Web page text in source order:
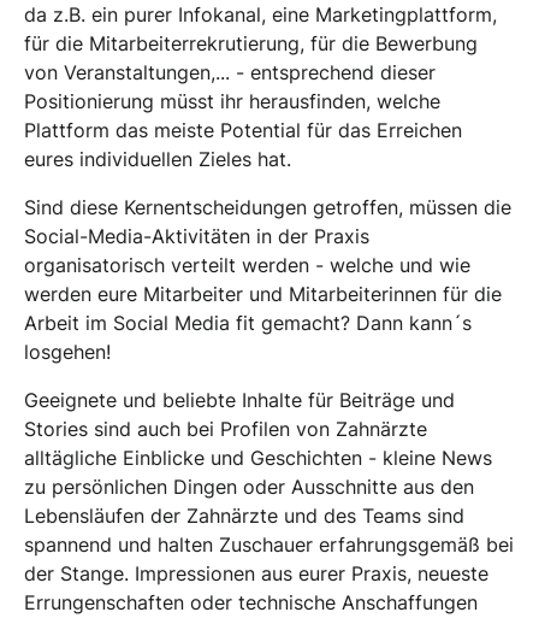
da z.B. ein purer Infokanal, eine Marketingplattform,
für die Mitarbeiterrekrutierung, für die Bewerbung
von Veranstaltungen,... - entsprechend dieser
Positionierung müsst ihr herausfinden, welche
Plattform das meiste Potential für das Erreichen
eures individuellen Zieles hat.
Sind diese Kernentscheidungen getroffen, müssen die
Social-Media-Aktivitäten in der Praxis
organisatorisch verteilt werden - welche und wie
werden eure Mitarbeiter und Mitarbeiterinnen für die
Arbeit im Social Media fit gemacht? Dann kann´s
losgehen!
Geeignete und beliebte Inhalte für Beiträge und
Stories sind auch bei Profilen von Zahnärzte
alltägliche Einblicke und Geschichten - kleine News
zu persönlichen Dingen oder Ausschnitte aus den
Lebensläufen der Zahnärzte und des Teams sind
spannend und halten Zuschauer erfahrungsgemäß bei
der Stange. Impressionen aus eurer Praxis, neueste
Errungenschaften oder technische Anschaffungen